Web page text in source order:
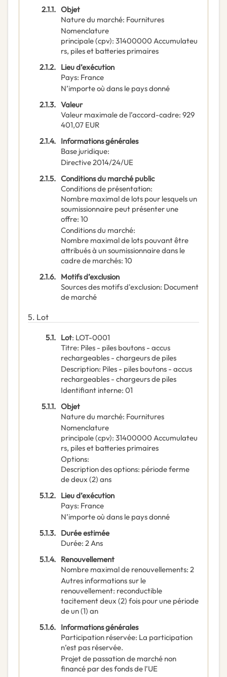
2.1.1. Objet
Nature du marché: Fournitures
Nomenclature
principale(cpv): 31400000 Accumulateu
rs, piles et batteries primaires
2.1.2. Lieu d’exécution
Pays: France
N’importe où dans le pays donné
2.1.3. Valeur
Valeur maximale de l’accord-cadre: 929
401,07 EUR
2.1.4. Informations générales
Base juridique:
Directive 2014/24/UE
2.1.5. Conditions du marché public
Conditions de présentation:
Nombre maximal de lots pour lesquels un
soumissionnaire peut présenter une
offre: 10
Conditions du marché:
Nombre maximal de lots pouvant être
attribués à un soumissionnaire dans le
cadre de marchés: 10
2.1.6. Motifs d’exclusion
Sources des motifs d'exclusion: Document
de marché
5. Lot
5.1. Lot: LOT-0001
Titre: Piles - piles boutons - accus
rechargeables - chargeurs de piles
Description: Piles - piles boutons - accus
rechargeables - chargeurs de piles
Identifiant interne: 01
5.1.1. Objet
Nature du marché: Fournitures
Nomenclature
principale(cpv): 31400000 Accumulateu
rs, piles et batteries primaires
Options:
Description des options: période ferme
de deux (2) ans
5.1.2. Lieu d’exécution
Pays: France
N’importe où dans le pays donné
5.1.3. Durée estimée
Durée: 2Ans
5.1.4. Renouvellement
Nombre maximal de renouvellements: 2
Autres informations sur le
renouvellement: reconductible
tacitement deux (2) fois pour une période
de un (1) an
5.1.6. Informations générales
Participation réservée: La participation
n’est pas réservée.
Projet de passation de marché non
financé par des fonds de l’UE